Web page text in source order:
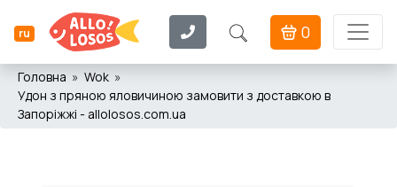
ru 0
Головна
Wok
Удон з пряною яловичиною замовити з доставкою в
Запоріжжі - allolosos.com.ua